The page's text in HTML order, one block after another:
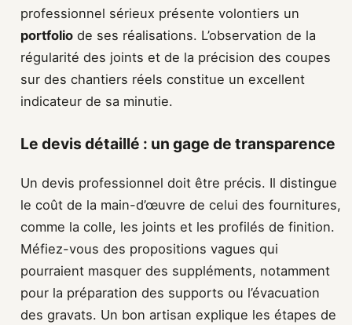
professionnel sérieux présente volontiers un
portfolio de ses réalisations. L’observation de la
régularité des joints et de la précision des coupes
sur des chantiers réels constitue un excellent
indicateur de sa minutie.
Le devis détaillé : un gage de transparence
Un devis professionnel doit être précis. Il distingue
le coût de la main-d’œuvre de celui des fournitures,
comme la colle, les joints et les profilés de finition.
Méfiez-vous des propositions vagues qui
pourraient masquer des suppléments, notamment
pour la préparation des supports ou l’évacuation
des gravats. Un bon artisan explique les étapes de